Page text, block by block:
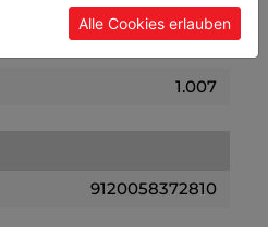
385
1.007
9120058372810
Alle Cookies erlauben